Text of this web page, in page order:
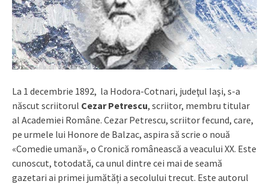
La 1 decembrie 1892, la Hodora-Cotnari, judeţul Iaşi, s-a
născut scriitorul Cezar Petrescu, scriitor, membru titular
al Academiei Române. Cezar Petrescu, scriitor fecund, care,
pe urmele lui Honore de Balzac, aspira să scrie o nouă
«Comedie umană», o Cronică românească a veacului XX. Este
cunoscut, totodată, ca unul dintre cei mai de seamă
gazetari ai primei jumătăți a secolului trecut. Este autorul